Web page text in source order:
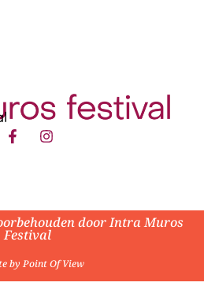
door Intra Muros
Festival
by Point Of View